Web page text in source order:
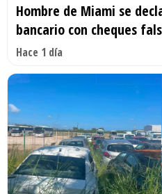
Hombre de Miami se
bancario con cheques
Hace 1 día